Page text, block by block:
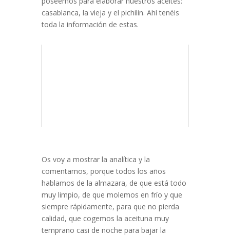
casablanca, la vieja y el pichilin. Ahí tenéis
toda la información de estas.
Os voy a mostrar la analítica y la
comentamos, porque todos los años
hablamos de la almazara, de que está todo
muy limpio, de que molemos en frío y que
siempre rápidamente, para que no pierda
calidad, que cogemos la aceituna muy
temprano casi de noche para bajar la